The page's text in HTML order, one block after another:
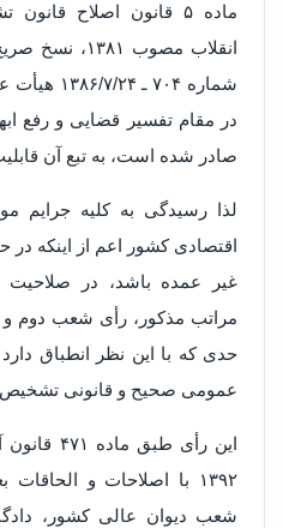
ماده ۵ قانون اصلاح
انقلاب مصوب
شماره ۷۰۴
در مقام تفسیر قضایی و رفع
صادر شده است، به تبع آن
لذا رسیدگی به کلیه جرایم
اقتصادی کشور اعم از اینکه در
غیر عمده باشد، در صلاحیت
مراتب مذکور، رأی شعب دوم و
حدی که با این نظر انطباق
عمومی صحیح و قانونی
این رأی
۱۳۹۲ با اصلاحات و
شعب دیوان عالی کشور،